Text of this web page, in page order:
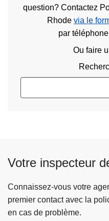
question? Contactez
Rhode via le
par
Ou faire
Votre inspecteur
Connaissez-vous votre
premier contact avec la
en cas de problème.